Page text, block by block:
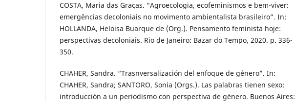
COSTA, Maria das Graças. “Agroecologia, ecofeminismos e bem-viver:
emergências decoloniais no movimento ambientalista brasileiro”. In:
HOLLANDA, Heloisa Buarque de (Org.). Pensamento feminista hoje:
perspectivas decoloniais. Rio de Janeiro: Bazar do Tempo, 2020. p. 336-
350.
CHAHER, Sandra. “Trasnversalización del enfoque de género”. In:
CHAHER, Sandra; SANTORO, Sonia (Orgs.). Las palabras tienen sexo:
introducción a un periodismo con perspectiva de género. Buenos Aires: